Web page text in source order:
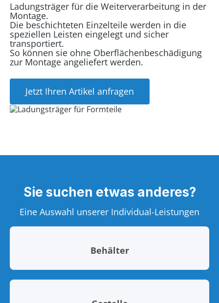
Ladungsträger für die Weiterverarbeitung in der
Montage.
Die beschichteten Einzelteile werden in die
speziellen Leisten eingelegt und sicher
transportiert.
So können sie ohne Oberflächenbeschädigung
zur Montage angeliefert werden.
Jetzt Ihren Artikel anfragen
Sie suchen etwas anderes?
Eine Auswahl unserer Individual-Leistungen
Behälter